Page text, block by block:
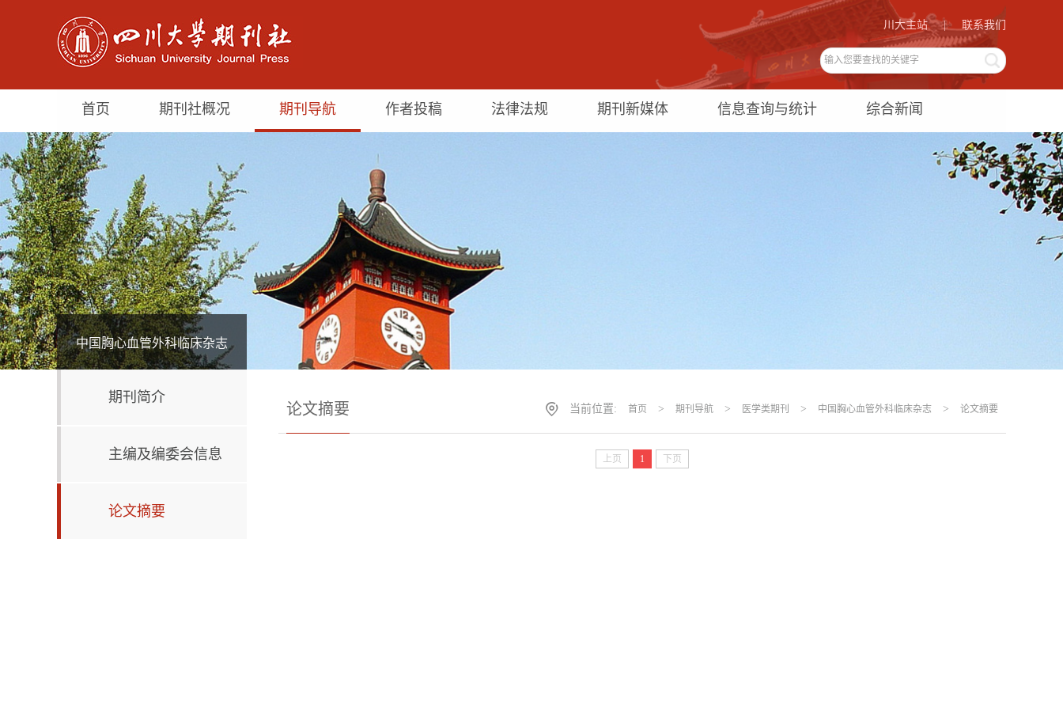
联系我们
川大主站 |
首页 期刊社概况 期刊导航 作者投稿 法律法规 期刊新媒体 信息查询与统计 综合新闻
中国胸心血管外科临床杂志
期刊简介
主编及编委会信息
论文摘要
论文摘要 当前位置: 首页 > 期刊导航 > 医学类期刊 > 中国胸心血管外科临床杂志 > 论文摘要
上页 1 下页